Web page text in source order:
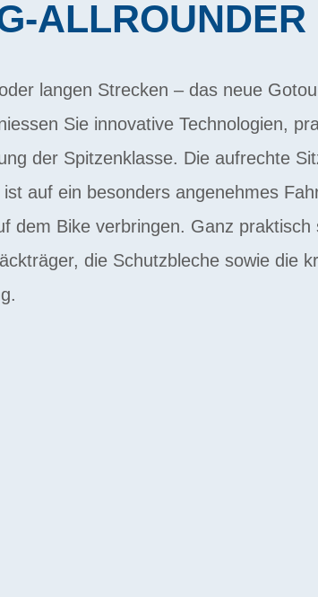
ALLROUNDER
langen Strecken – das neue
Sie innovative Technologien,
der Spitzenklasse. Die aufrechte
auf ein besonders angenehmes
dem Bike verbringen. Ganz praktisch
die Schutzbleche sowie die